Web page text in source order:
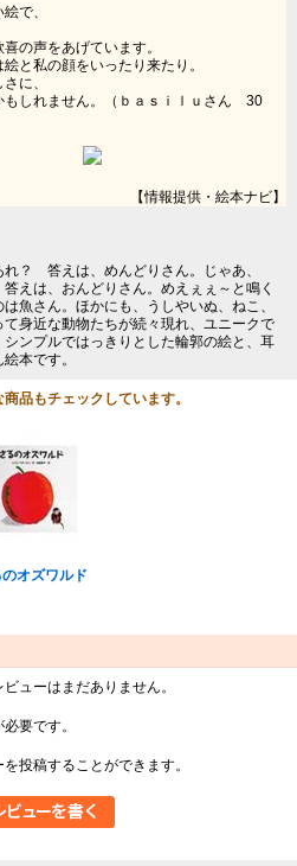
で、
の声をあげています。
と私の顔をいったり来たり。
に、
もしれません。（ｂａｓｉｌｕさん 30
【情報提供・絵本ナビ】
れ？ 答えは、めんどりさん。じゃあ、
えは、おんどりさん。めえぇぇ～と鳴く
魚さん。ほかにも、うしやいぬ、ねこ、
身近な動物たちが続々現れ、ユニークで
ンプルではっきりとした輪郭の絵と、耳
本です。
品もチェックしています。
のオズワルド
ューはまだありません。
必要です。
投稿することができます。